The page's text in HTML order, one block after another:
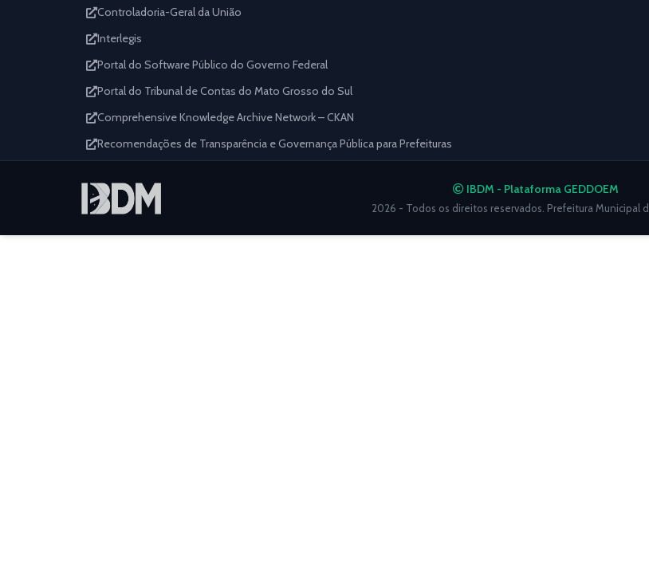
Controladoria-Geral da União
Interlegis
Portal do Software Público do Governo Federal
Portal do Tribunal de Contas do Mato Grosso do Sul
Comprehensive Knowledge Archive Network – CKAN
Recomendações de Transparência e Governança Pública para Prefeituras
IBDM - Plataforma GEDDOEM
2026 - Todos os direitos reservados. Prefeitura Municipal